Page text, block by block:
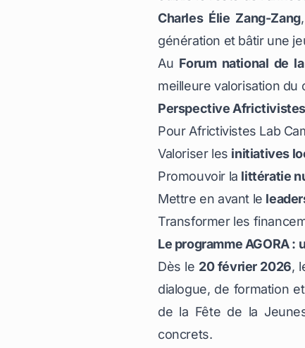
Charles Élie Zang-Zang
génération et bâtir une
Au Forum national de
meilleure valorisation du
Perspective Africtivistes
Pour Africtivistes Lab
Valoriser les initiatives
Promouvoir la littératie
Mettre en avant le
Transformer les
Le programme AGORA :
Dès le 20 février 2026,
dialogue, de formation
de la Fête de la
concrets.